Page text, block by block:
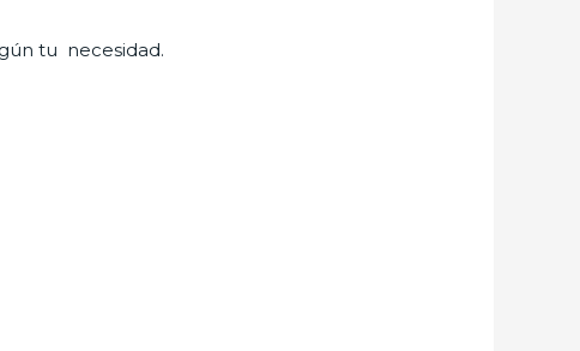
tu necesidad.